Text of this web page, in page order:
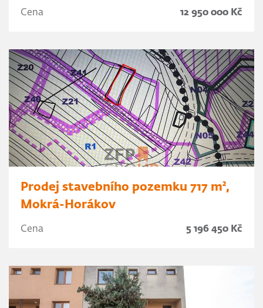
Cena 12 950 000 Kč
Prodej stavebního pozemku 717 m²,
Mokrá-Horákov
Cena 5 196 450 Kč